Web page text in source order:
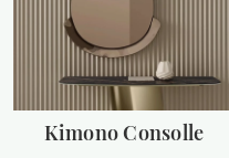
Kimono Consolle